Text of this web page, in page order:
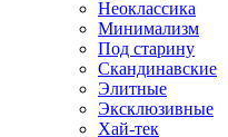
Неоклассика
Минимализм
Под старину
Скандинавские
Элитные
Эксклюзивные
Хай-тек